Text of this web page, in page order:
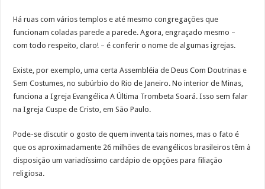
Há ruas com vários templos e até mesmo congregações que
funcionam coladas parede a parede. Agora, engraçado mesmo –
com todo respeito, claro! – é conferir o nome de algumas igrejas.
Existe, por exemplo, uma certa Assembléia de Deus Com Doutrinas e
Sem Costumes, no subúrbio do Rio de Janeiro. No interior de Minas,
funciona a Igreja Evangélica A Última Trombeta Soará. Isso sem falar
na Igreja Cuspe de Cristo, em São Paulo.
Pode-se discutir o gosto de quem inventa tais nomes, mas o fato é
que os aproximadamente 26 milhões de evangélicos brasileiros têm à
disposição um variadíssimo cardápio de opções para filiação
religiosa.